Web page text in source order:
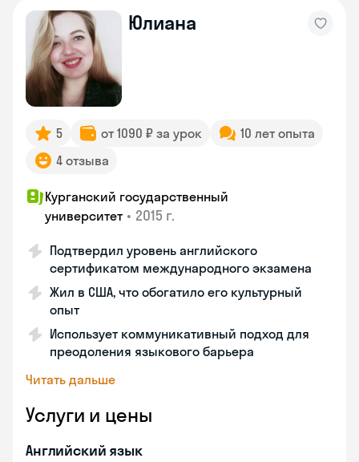
Юлиана
5 от 1090 ₽ за урок
10 лет опыта
4 отзыва
Курганский государственный
университет • 2015 г.
Подтвердил уровень английского
сертификатом международного экзамена
Жил в США, что обогатило его культурный
опыт
Использует коммуникативный подход для
преодоления языкового барьера
Читать дальше
Услуги и цены
Английский язык